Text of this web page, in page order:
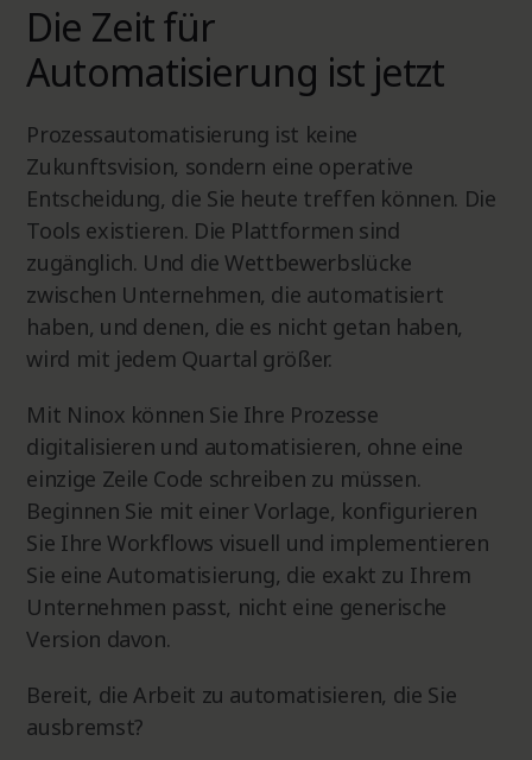
Die Zeit für
Automatisierung ist jetzt
Prozessautomatisierung ist keine
Zukunftsvision, sondern eine operative
Entscheidung, die Sie heute treffen können. Die
Tools existieren. Die Plattformen sind
zugänglich. Und die Wettbewerbslücke
zwischen Unternehmen, die automatisiert
haben, und denen, die es nicht getan haben,
wird mit jedem Quartal größer.
Mit Ninox können Sie Ihre Prozesse
digitalisieren und automatisieren, ohne eine
einzige Zeile Code schreiben zu müssen.
Beginnen Sie mit einer Vorlage, konfigurieren
Sie Ihre Workflows visuell und implementieren
Sie eine Automatisierung, die exakt zu Ihrem
Unternehmen passt, nicht eine generische
Version davon.
Bereit, die Arbeit zu automatisieren, die Sie
ausbremst?